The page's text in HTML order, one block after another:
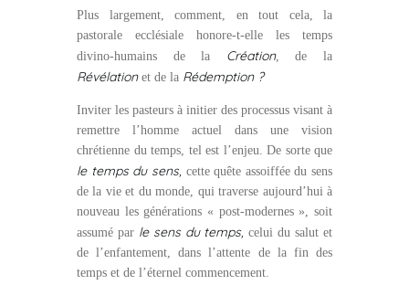
Plus largement, comment, en tout cela, la
pastorale ecclésiale honore-t-elle les temps
divino-humains de la Création, de la
Révélationet de la Rédemption ?
Inviter les pasteurs à initier des processus visant à
remettre l’homme actuel dans une vision
chrétienne du temps, tel est l’enjeu. De sorte que
le temps du sens,cette quête assoiffée du sens
de la vie et du monde, qui traverse aujourd’hui à
nouveau les générations « post-modernes », soit
assumé par le sens du temps, celui du salut et
de l’enfantement, dans l’attente de la fin des
temps et de l’éternel commencement.